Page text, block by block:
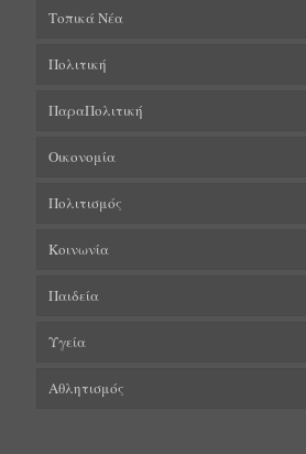
Τοπικά Νέα
Πολιτική
ΠαραΠολιτική
Οικονομία
Πολιτισμός
Κοινωνία
Παιδεία
Υγεία
Αθλητισμός